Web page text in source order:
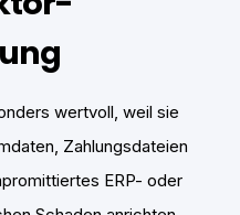
wertvoll, weil sie
Zahlungsdateien
ERP- oder